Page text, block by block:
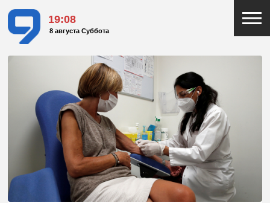
19:08
8 августа Суббота